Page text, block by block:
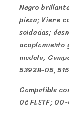
Negro
pieza; Viene
soldadas;
modelo;
53928-05,
Compatible
06 FLSTF;